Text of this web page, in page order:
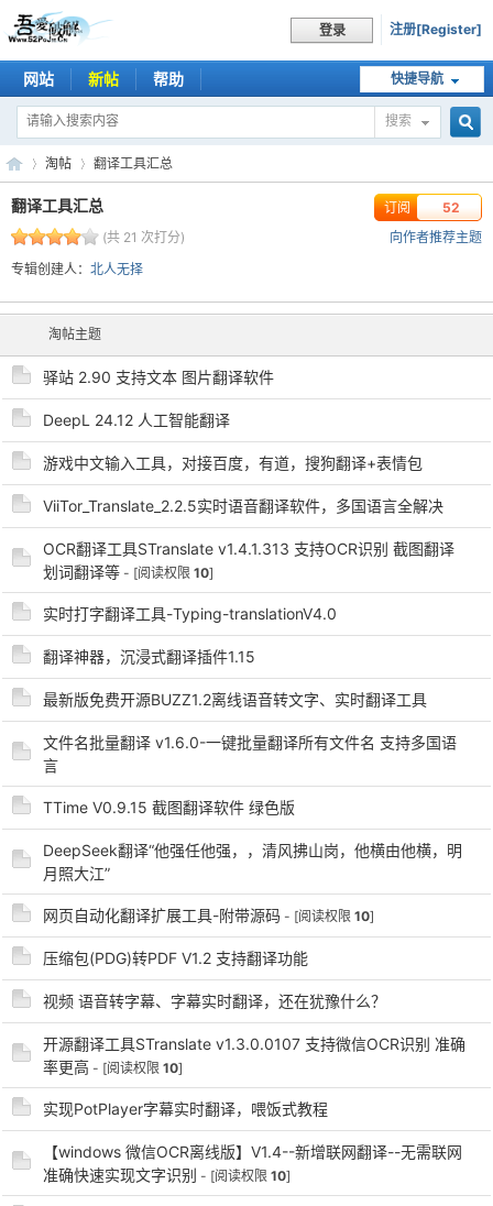
登录 注册[Register]
快捷导航
网站 新帖 帮助
搜索
索
破
解
淘帖 翻译工具汇总
翻译工具汇总 52
订阅
向作者推荐主题
(共 21 次打分)
专辑创建人： 北人无择
淘帖主题
驿站 2.90 支持文本 图片翻译软件
DeepL 24.12 人工智能翻译
游戏中文输入工具，对接百度，有道，搜狗翻译+表情包
ViiTor_Translate_2.2.5实时语音翻译软件，多国语言全解决
OCR翻译工具STranslate v1.4.1.313 支持OCR识别 截图翻译
划词翻译等 - [阅读权限 10]
实时打字翻译工具-Typing-translationV4.0
翻译神器，沉浸式翻译插件1.15
最新版免费开源BUZZ1.2离线语音转文字、实时翻译工具
文件名批量翻译 v1.6.0-一键批量翻译所有文件名 支持多国语
言
TTime V0.9.15 截图翻译软件 绿色版
DeepSeek翻译“他强任他强，，清风拂山岗，他横由他横，明
月照大江”
网页自动化翻译扩展工具-附带源码 - [阅读权限 10]
压缩包(PDG)转PDF V1.2 支持翻译功能
视频 语音转字幕、字幕实时翻译，还在犹豫什么？
开源翻译工具STranslate v1.3.0.0107 支持微信OCR识别 准确
率更高 - [阅读权限 10]
实现PotPlayer字幕实时翻译，喂饭式教程
【windows 微信OCR离线版】V1.4--新增联网翻译--无需联网
准确快速实现文字识别 - [阅读权限 10]